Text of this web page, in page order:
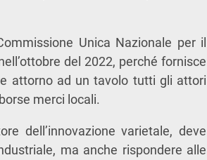
Unica Nazionale per il
del 2022, perché fornisce
attorno ad un tavolo tutti gli attori
merci locali.
dell’innovazione varietale, deve
ma anche rispondere alle